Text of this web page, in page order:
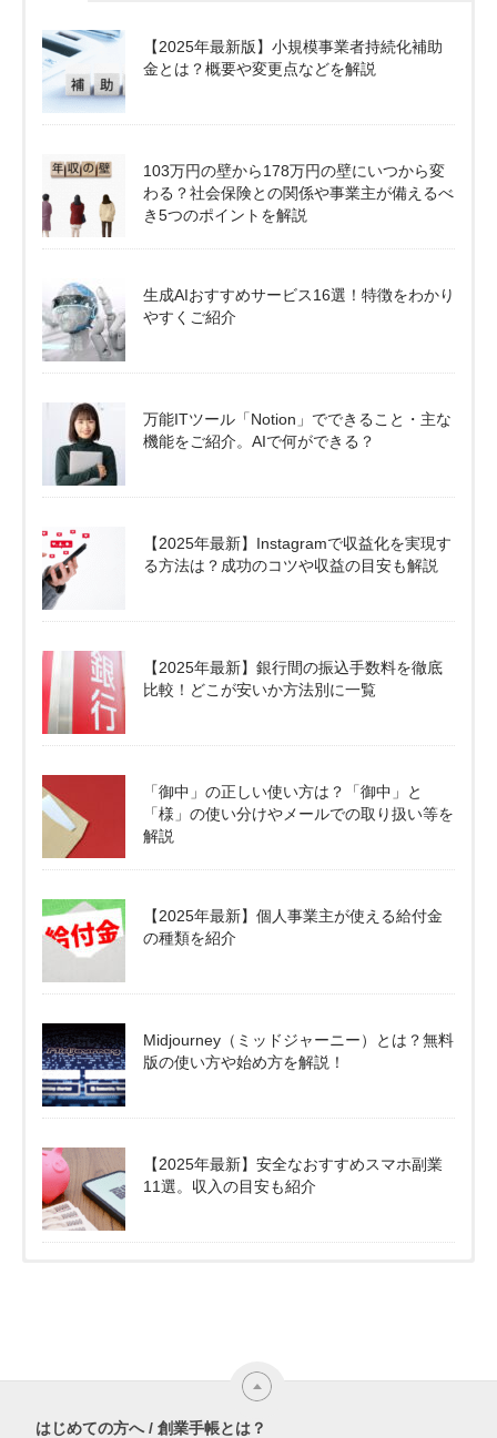
【2025年最新版】小規模事業者持続化補助
金とは？概要や変更点などを解説
103万円の壁から178万円の壁にいつから変
わる？社会保険との関係や事業主が備えるべ
き5つのポイントを解説
生成AIおすすめサービス16選！特徴をわかり
やすくご紹介
万能ITツール「Notion」でできること・主な
機能をご紹介。AIで何ができる？
【2025年最新】Instagramで収益化を実現す
る方法は？成功のコツや収益の目安も解説
【2025年最新】銀行間の振込手数料を徹底
比較！どこが安いか方法別に一覧
「御中」の正しい使い方は？「御中」と
「様」の使い分けやメールでの取り扱い等を
解説
【2025年最新】個人事業主が使える給付金
の種類を紹介
Midjourney（ミッドジャーニー）とは？無料
版の使い方や始め方を解説！
【2025年最新】安全なおすすめスマホ副業
11選。収入の目安も紹介
はじめての方へ / 創業手帳とは？